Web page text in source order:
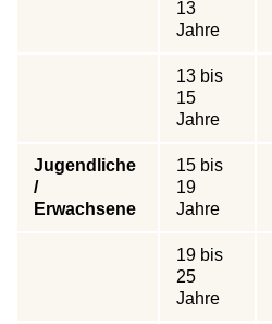
13
Jahre
13 bis
15
Jahre
Jugendliche
/
Erwachsene
15 bis
19
Jahre
19 bis
25
Jahre